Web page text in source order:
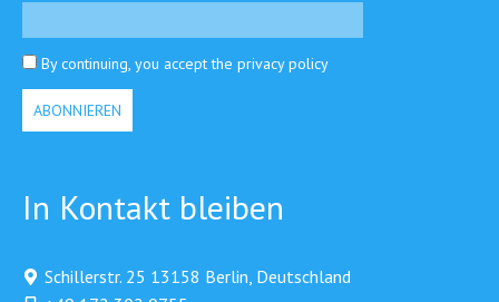
By continuing, you accept the privacy policy
In Kontakt bleiben
Schillerstr. 25 13158 Berlin, Deutschland